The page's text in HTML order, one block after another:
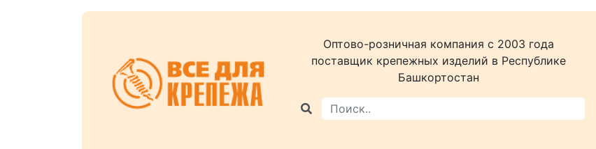
Оптово-розничная компания c 2003 года
поставщик крепежных изделий в Республике
Башкортостан